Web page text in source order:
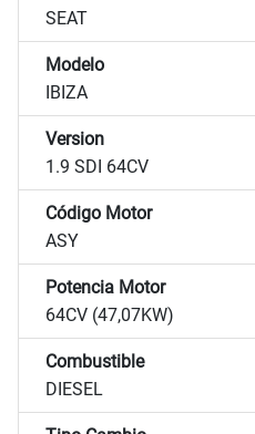
SEAT
Modelo
IBIZA
Version
1.9 SDI 64CV
Código Motor
ASY
Potencia Motor
64CV (47,07KW)
Combustible
DIESEL